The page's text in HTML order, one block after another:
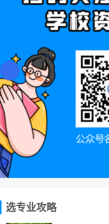
选专业攻略